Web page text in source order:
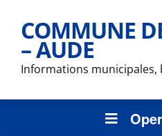
COMMUNE
– AUDE
Informations